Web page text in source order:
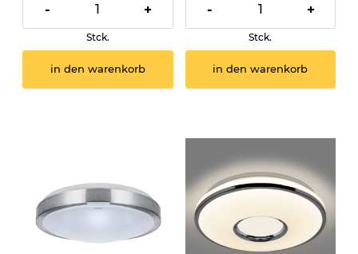
- +
Stck.
in den warenkorb
- +
Stck.
in den warenkorb